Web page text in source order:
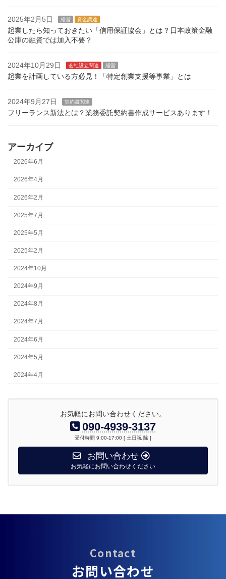
2025年2月5日 経営 資金調達
起業したら知っておきたい「信用保証協会」とは？日本政策金融
公庫の融資では加入不要？
2024年10月29日 会社設立関連 経営
起業を計画している方必見！「特定創業支援等事業」とは
2024年9月27日 契約書関連
フリーランス新法とは？業務委託契約書作成サービスあります！
アーカイブ
2026年6月
2026年4月
2026年2月
2025年7月
2025年5月
2025年2月
2024年10月
2024年9月
2024年8月
2024年7月
2024年6月
2024年5月
2024年4月
お気軽にお問い合わせください。
090-4939-3137
受付時間 9:00-17:00 [ 土日祝 除 ]
お問い合わせ
お気軽にお問い合わせください
Contact
お問い合わせ